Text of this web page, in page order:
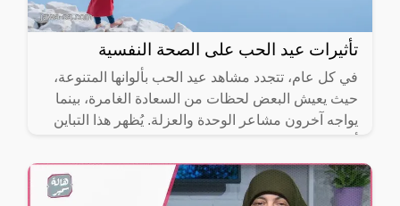
تأثيرات عيد الحب على الصحة النفسية
في كل عام، تتجدد مشاهد عيد الحب بألوانها المتنوعة،
حيث يعيش البعض لحظات من السعادة الغامرة، بينما
يواجه آخرون مشاعر الوحدة والعزلة. يُظهر هذا التباين